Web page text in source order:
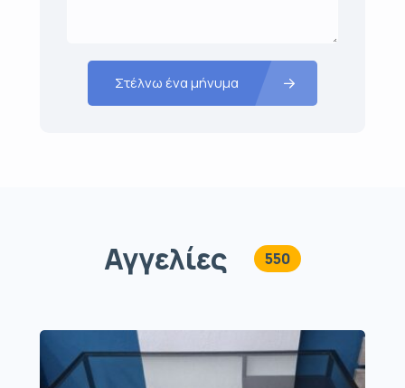
Στέλνω ένα μήνυμα
Αγγελίες 550